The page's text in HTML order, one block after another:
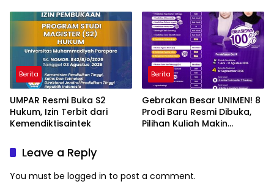
Berita
UMPAR Resmi Buka S2
Hukum, Izin Terbit dari
Kemendiktisaintek
Berita
Gebrakan Besar UNIMEN! 8
Prodi Baru Resmi Dibuka,
Pilihan Kuliah Makin
Leave a Reply
You must be logged in to post a comment.